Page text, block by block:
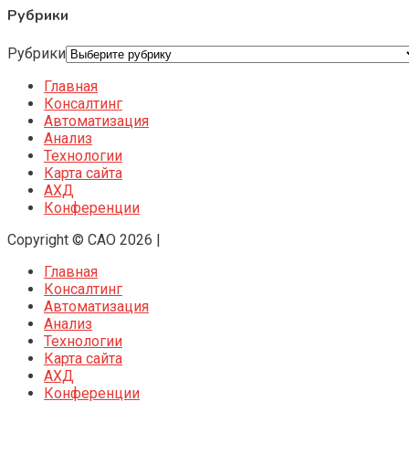
Рубрики
Рубрики
Главная
Консалтинг
Автоматизация
Анализ
Технологии
Карта сайта
АХД
Конференции
Copyright © CAO 2026 |
Главная
Консалтинг
Автоматизация
Анализ
Технологии
Карта сайта
АХД
Конференции